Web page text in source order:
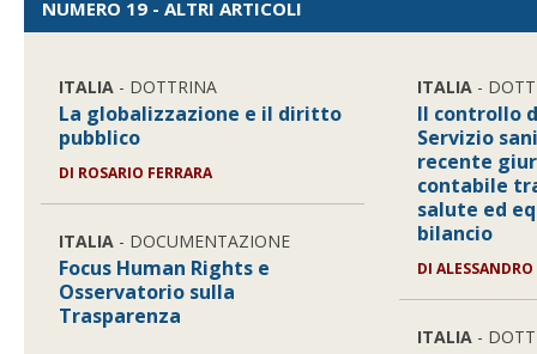
NUMERO 19 - ALTRI ARTICOLI
ITALIA - DOTTRINA
La globalizzazione e il diritto
pubblico
DI ROSARIO FERRARA
ITALIA - DOCUMENTAZIONE
Focus Human Rights e
Osservatorio sulla
Trasparenza
ITALIA -
Il controllo
Servizio
recente
contabile
salute ed
bilancio
DI
ITALIA -